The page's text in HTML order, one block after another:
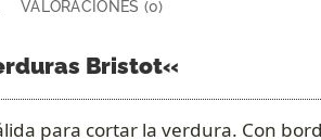
VALORACIONES (0)
Bristot«
para cortar la verdura. Con